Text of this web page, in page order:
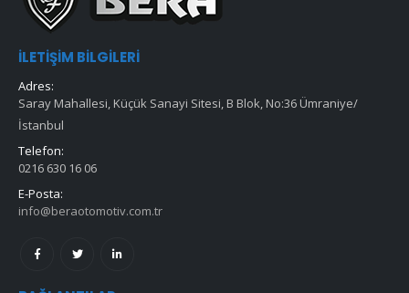
İLETIŞIM BILGILERI
Adres:
Saray Mahallesi, Küçük Sanayi Sitesi, B Blok, No:36 Ümraniye/
İstanbul
Telefon:
0216 630 16 06
E-Posta:
info@beraotomotiv.com.tr